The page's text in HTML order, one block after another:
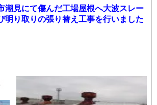
潮見にて傷んだ工場屋根へ大波スレー
明り取りの張り替え工事を行いました